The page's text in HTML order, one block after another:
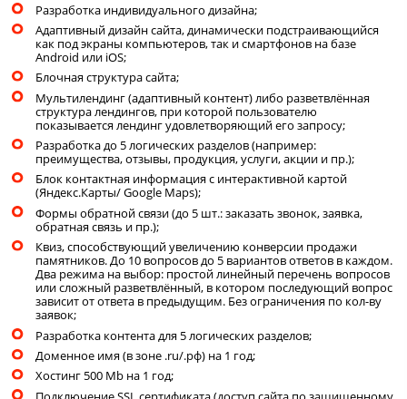
Разработка индивидуального дизайна;
Адаптивный дизайн сайта, динамически подстраивающийся
как под экраны компьютеров, так и смартфонов на базе
Android или iOS;
Блочная структура сайта;
Мультилендинг (адаптивный контент) либо разветвлённая
структура лендингов, при которой пользователю
показывается лендинг удовлетворяющий его запросу;
Разработка до 5 логических разделов (например:
преимущества, отзывы, продукция, услуги, акции и пр.);
Блок контактная информация с интерактивной картой
(Яндекс.Карты/ Google Maps);
Формы обратной связи (до 5 шт.: заказать звонок, заявка,
обратная связь и пр.);
Квиз, способствующий увеличению конверсии продажи
памятников. До 10 вопросов до 5 вариантов ответов в каждом.
Два режима на выбор: простой линейный перечень вопросов
или сложный разветвлённый, в котором последующий вопрос
зависит от ответа в предыдущим. Без ограничения по кол-ву
заявок;
Разработка контента для 5 логических разделов;
Доменное имя (в зоне .ru/.рф) на 1 год;
Хостинг 500 Mb на 1 год;